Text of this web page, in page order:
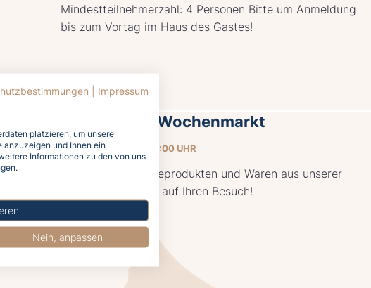
Mindestteilnehmerzahl: 4 Personen Bitte um Anmeldung
bis zum Vortag im Haus des Gastes!
09.09.2026 14:00–18:00 UHR
Zinnowitzer Wochenmarkt
Händler mit Frischeprodukten und Waren aus unserer
Region freuen sich auf Ihren Besuch!
Impressum
platzieren, um unsere
anzuzeigen und Ihnen ein
Informationen zu den von uns
Nein, anpassen